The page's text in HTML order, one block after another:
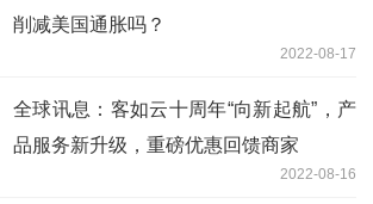
削减美国通胀吗？
2022-08-17
全球讯息：客如云十周年“向新起航”，产
品服务新升级，重磅优惠回馈商家
2022-08-16